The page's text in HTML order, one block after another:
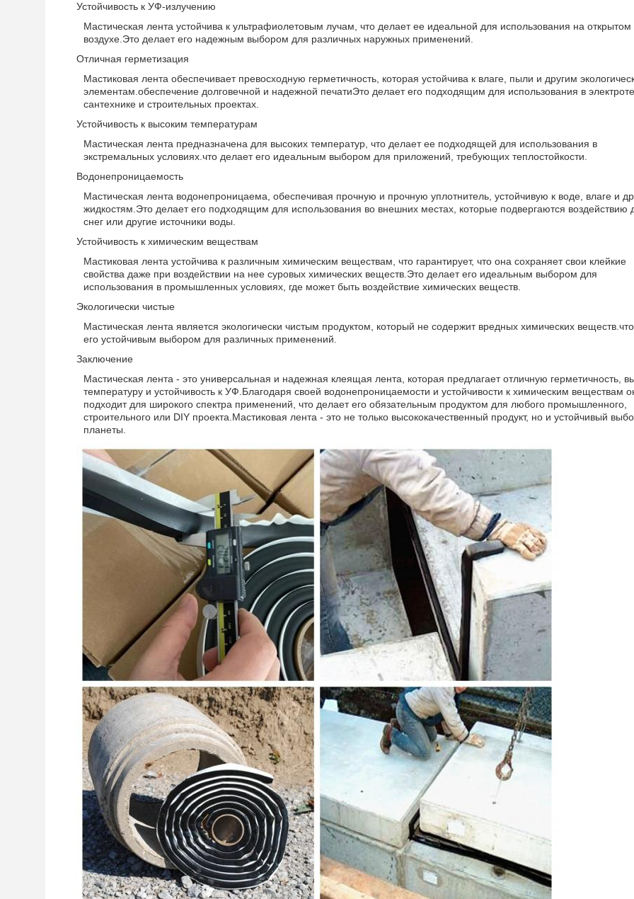
Устойчивость к УФ-излучению
Мастическая лента устойчива к ультрафиолетовым лучам, что делает ее идеальной для использования на открытом
воздухе.Это делает его надежным выбором для различных наружных применений.
Отличная герметизация
Мастиковая лента обеспечивает превосходную герметичность, которая устойчива к влаге, пыли и другим
элементам.обеспечение долговечной и надежной печатиЭто делает его подходящим для использования в
сантехнике и строительных проектах.
Устойчивость к высоким температурам
Мастическая лента предназначена для высоких температур, что делает ее подходящей для использования в
экстремальных условиях.что делает его идеальным выбором для приложений, требующих теплостойкости.
Водонепроницаемость
Мастическая лента водонепроницаема, обеспечивая прочную и прочную уплотнитель, устойчивую к воде, влаге и
жидкостям.Это делает его подходящим для использования во внешних местах, которые подвергаются воздействию
снег или другие источники воды.
Устойчивость к химическим веществам
Мастиковая лента устойчива к различным химическим веществам, что гарантирует, что она сохраняет свои клейкие
свойства даже при воздействии на нее суровых химических веществ.Это делает его идеальным выбором для
использования в промышленных условиях, где может быть воздействие химических веществ.
Экологически чистые
Мастическая лента является экологически чистым продуктом, который не содержит вредных химических
его устойчивым выбором для различных применений.
Заключение
Мастическая лента - это универсальная и надежная клеящая лента, которая предлагает отличную герметичность,
температуру и устойчивость к УФ.Благодаря своей водонепроницаемости и устойчивости к химическим веществам
подходит для широкого спектра применений, что делает его обязательным продуктом для любого промышленного,
строительного или DIY проекта.Мастиковая лента - это не только высококачественный продукт, но и устойчивый
планеты.